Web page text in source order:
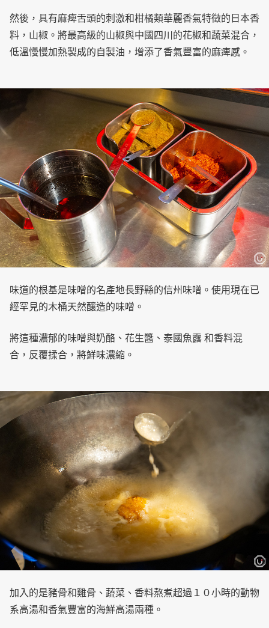
然後，具有麻痺舌頭的刺激和柑橘類華麗香氣特徵的日本香
料，山椒。將最高級的山椒與中國四川的花椒和蔬菜混合，
低溫慢慢加熱製成的自製油，增添了香氣豐富的麻痺感。
味道的根基是味噌的名產地長野縣的信州味噌。使用現在已
經罕見的木桶天然釀造的味噌。
將這種濃郁的味噌與奶酪、花生醬、泰國魚露 和香料混
合，反覆揉合，將鮮味濃縮。
加入的是豬骨和雞骨、蔬菜、香料熬煮超過１０小時的動物
系高湯和香氣豐富的海鮮高湯兩種。